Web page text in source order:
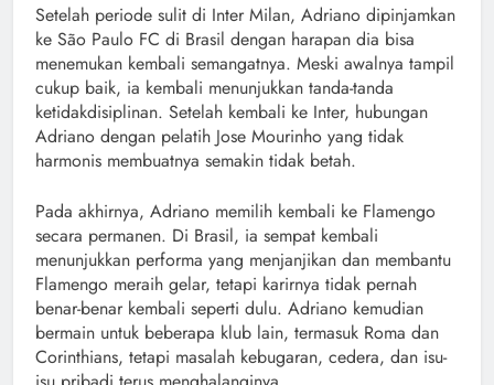
Setelah periode sulit di Inter Milan, Adriano dipinjamkan
ke São Paulo FC di Brasil dengan harapan dia bisa
menemukan kembali semangatnya. Meski awalnya tampil
cukup baik, ia kembali menunjukkan tanda-tanda
ketidakdisiplinan. Setelah kembali ke Inter, hubungan
Adriano dengan pelatih Jose Mourinho yang tidak
harmonis membuatnya semakin tidak betah.
Pada akhirnya, Adriano memilih kembali ke Flamengo
secara permanen. Di Brasil, ia sempat kembali
menunjukkan performa yang menjanjikan dan membantu
Flamengo meraih gelar, tetapi karirnya tidak pernah
benar-benar kembali seperti dulu. Adriano kemudian
bermain untuk beberapa klub lain, termasuk Roma dan
Corinthians, tetapi masalah kebugaran, cedera, dan isu-